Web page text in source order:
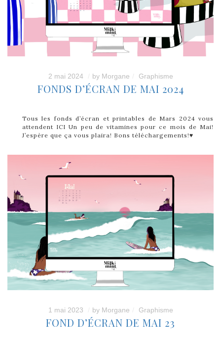
2 mai 2024 by Morgane Graphisme
FONDS D’ÉCRAN DE MAI 2024
Tous les fonds d’écran et printables de Mars 2024 vous
attendent ICI Un peu de vitamines pour ce mois de Mai!
J’espère que ça vous plaira! Bons téléchargements!♥
1 mai 2023 by Morgane Graphisme
FOND D’ÉCRAN DE MAI 23